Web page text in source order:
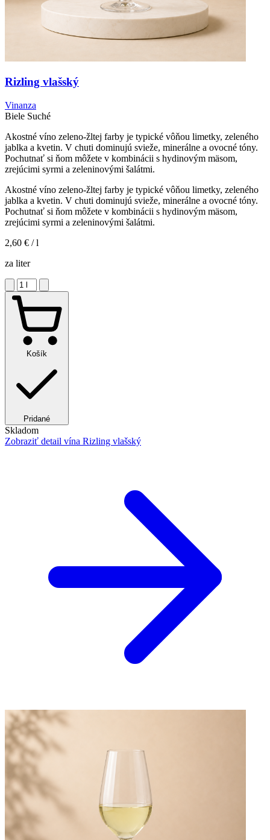
Rizling vlašský
Vinanza
Biele Suché
Akostné víno zeleno-žltej farby je typické vôňou limetky, zeleného
jablka a kvetin. V chuti dominujú svieže, minerálne a ovocné tóny.
Pochutnať si ňom môžete v kombinácii s hydinovým mäsom,
zrejúcimi syrmi a zeleninovými šalátmi.
Akostné víno zeleno-žltej farby je typické vôňou limetky, zeleného
jablka a kvetin. V chuti dominujú svieže, minerálne a ovocné tóny.
Pochutnať si ňom môžete v kombinácii s hydinovým mäsom,
zrejúcimi syrmi a zeleninovými šalátmi.
2,60 € / l
za liter
Košík
Pridané
Skladom
Zobraziť detail vína Rizling vlašský